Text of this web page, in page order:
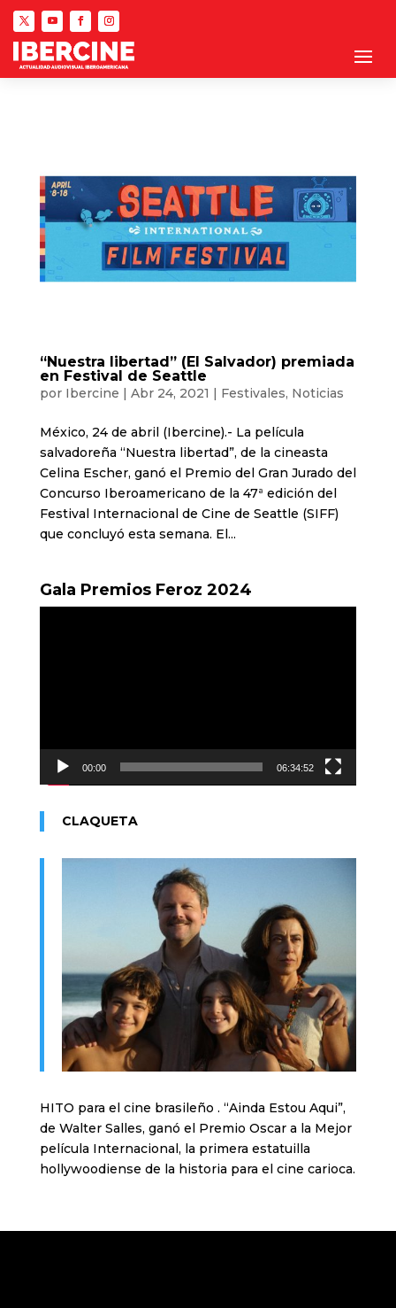
“Nuestra libertad” (El Salvador) premiada
en Festival de Seattle
por Ibercine | Abr 24, 2021 | Festivales, Noticias
México, 24 de abril (Ibercine).- La película
salvadoreña “Nuestra libertad”, de la cineasta
Celina Escher, ganó el Premio del Gran Jurado del
Concurso Iberoamericano de la 47ª edición del
Festival Internacional de Cine de Seattle (SIFF)
que concluyó esta semana. El...
Gala Premios Feroz 2024
00:00 06:34:52
CLAQUETA
HITO para el cine brasileño . “Ainda Estou Aqui”,
de Walter Salles, ganó el Premio Oscar a la Mejor
película Internacional, la primera estatuilla
hollywoodiense de la historia para el cine carioca.